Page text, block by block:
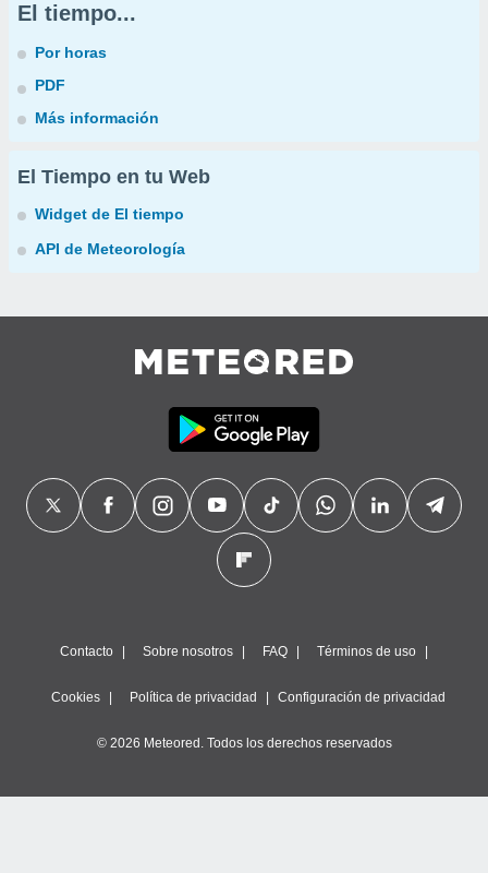
El tiempo...
Por horas
PDF
Más información
El Tiempo en tu Web
Widget de El tiempo
API de Meteorología
Contacto Sobre nosotros FAQ Términos de uso
Cookies Política de privacidad Configuración de privacidad
© 2026 Meteored. Todos los derechos reservados